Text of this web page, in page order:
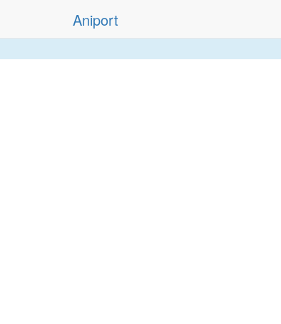
Aniport